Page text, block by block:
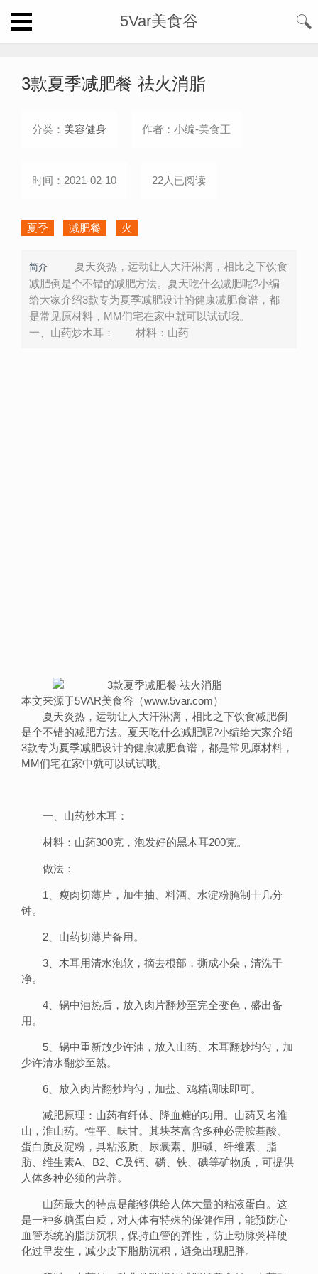
5Var美食谷
3款夏季减肥餐 祛火消脂
分类： 美容健身 作者：小编-美食王
时间：2021-02-10 22人已阅读
夏季 减肥餐 火
简介
夏天炎热，运动让人大汗淋漓，相比之下饮食
减肥倒是个不错的减肥方法。夏天吃什么减肥呢?小编
给大家介绍3款专为夏季减肥设计的健康减肥食谱，都
是常见原材料，MM们宅在家中就可以试试哦。
一、山药炒木耳： 材料：山药
本文来源于5VAR美食谷（www.5var.com）
夏天炎热，运动让人大汗淋漓，相比之下饮食减肥倒
是个不错的减肥方法。夏天吃什么减肥呢?小编给大家介绍
3款专为夏季减肥设计的健康减肥食谱，都是常见原材料，
MM们宅在家中就可以试试哦。
一、山药炒木耳：
材料：山药300克，泡发好的黑木耳200克。
做法：
1、瘦肉切薄片，加生抽、料酒、水淀粉腌制十几分
钟。
2、山药切薄片备用。
3、木耳用清水泡软，摘去根部，撕成小朵，清洗干
净。
4、锅中油热后，放入肉片翻炒至完全变色，盛出备
用。
5、锅中重新放少许油，放入山药、木耳翻炒均匀，加
少许清水翻炒至熟。
6、放入肉片翻炒均匀，加盐、鸡精调味即可。
减肥原理：山药有纤体、降血糖的功用。山药又名淮
山，淮山药。性平、味甘。其块茎富含多种必需胺基酸、
蛋白质及淀粉，具粘液质、尿囊素、胆碱、纤维素、脂
肪、维生素A、B2、C及钙、磷、铁、碘等矿物质，可提供
人体多种必须的营养。
山药最大的特点是能够供给人体大量的粘液蛋白。这
是一种多糖蛋白质，对人体有特殊的保健作用，能预防心
血管系统的脂肪沉积，保持血管的弹性，防止动脉粥样硬
化过早发生，减少皮下脂肪沉积，避免出现肥胖。